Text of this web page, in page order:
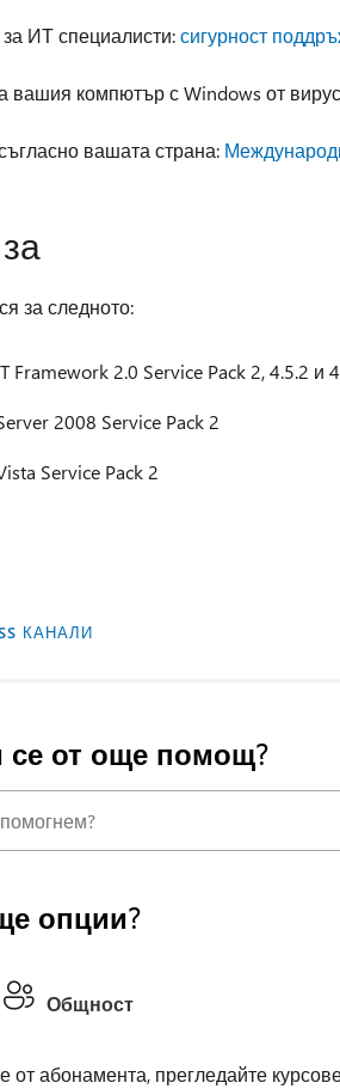
ИТ специалисти:сигурност
компютър с Windows от
вашата страна:
за следното:
Framework 2.0 Service Pack 2, 4.5.2 и
2008 Service Pack 2
Service Pack 2
КАНАЛИ
се от още помощ?
опции?
Общност
от абонамента, прегледайте